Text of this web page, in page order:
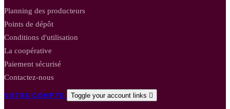
Planning des producteurs
Points de dépôt
Conditions d'utilisation
La coopérative
Paiement sécurisé
Contactez-nous
VOTRE COMPTE Toggle your account links 